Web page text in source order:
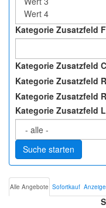
Kategorie Zusatzfeld
Kategorie Zusatzfeld
Kategorie Zusatzfeld
Kategorie Zusatzfeld
Kategorie Zusatzfeld
Suche starten
Alle Angebote Sofortkauf